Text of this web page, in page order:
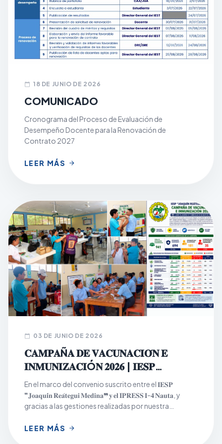
calendar_today 18 DE JUNIO DE 2026
COMUNICADO
Cronograma del Proceso de Evaluación de
Desempeño Docente para la Renovación de
Contrato 2027
LEER MÁS arrow_forward
calendar_today 03 DE JUNIO DE 2026
𝐂𝐀𝐌𝐏𝐀Ñ𝐀 𝐃𝐄 𝐕𝐀𝐂𝐔𝐍𝐀𝐂𝐈𝐎́𝐍 𝐄
𝐈𝐍𝐌𝐔𝐍𝐈𝐙𝐀𝐂𝐈Ó𝐍 𝟐𝟎𝟐𝟔 | 𝐈𝐄𝐒𝐏
𝐉𝐎𝐀𝐐𝐔𝐈́𝐍 𝐑𝐄𝐀́𝐓𝐄𝐆𝐔𝐈 𝐌𝐄𝐃𝐈𝐍𝐀
En el marco del convenio suscrito entre el 𝐈𝐄𝐒𝐏
❞𝐉𝐨𝐚𝐪𝐮𝐢́𝐧 𝐑𝐞𝐚́𝐭𝐞𝐠𝐮𝐢 𝐌𝐞𝐝𝐢𝐧𝐚❞ 𝐲 𝐞𝐥 𝐈𝐏𝐑𝐄𝐒𝐒 𝐈-𝟒 𝐍𝐚𝐮𝐭𝐚, y
gracias a las gestiones realizadas por nuestra
Vacunación e Inmunización 2026, dirigida a la
LEER MÁS arrow_forward